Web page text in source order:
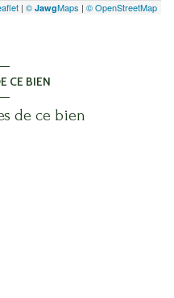
| © JawgMaps | © OpenStreetMap
CE BIEN
de ce bien